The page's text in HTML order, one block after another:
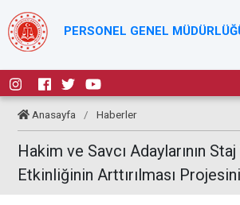
PERSONEL GENEL
Anasayfa / Haberler
Hakim ve Savcı Adaylarının
Etkinliğinin Arttırılması